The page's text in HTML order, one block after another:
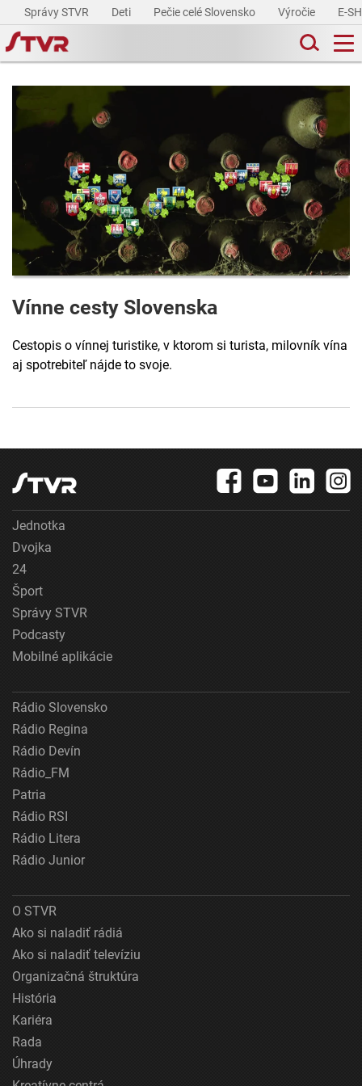
Správy STVR Deti Pečie celé Slovensko Výročie E-
Vínne cesty Slovenska
Cestopis o vínnej turistike, v ktorom si turista, milovník vína
aj spotrebiteľ nájde to svoje.
Jednotka
Dvojka
24
Šport
Správy STVR
Podcasty
Mobilné aplikácie
Rádio Slovensko
Rádio Regina
Rádio Devín
Rádio_FM
Patria
Rádio RSI
Rádio Litera
Rádio Junior
O STVR
Ako si naladiť rádiá
Ako si naladiť televíziu
Organizačná štruktúra
História
Kariéra
Rada
Úhrady